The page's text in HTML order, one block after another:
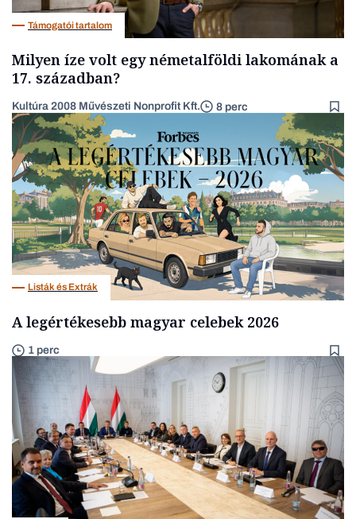
Támogatói tartalom
Milyen íze volt egy németalföldi lakomának a
17. században?
Kultúra 2008 Művészeti Nonprofit Kft. 8 perc
Listák és Extrák
A legértékesebb magyar celebek 2026
1 perc